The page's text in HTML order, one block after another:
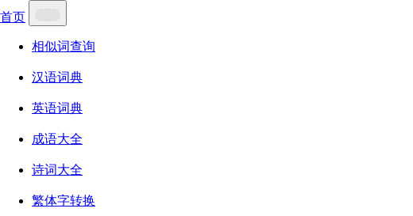
首页
相似词查询
汉语词典
英语词典
成语大全
诗词大全
繁体字转换